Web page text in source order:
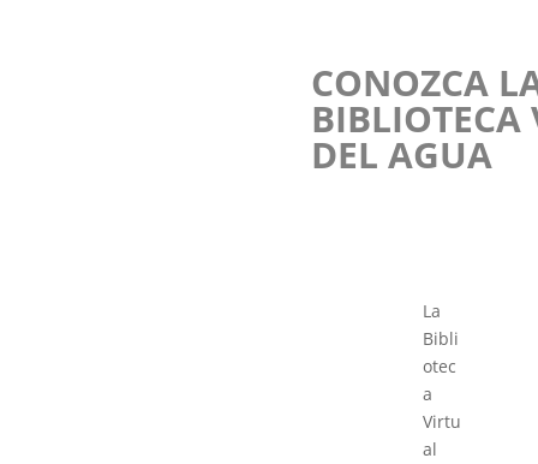
CONOZCA
BIBLIOTECA
DEL AGUA
La
Bibli
otec
a
Virtu
al